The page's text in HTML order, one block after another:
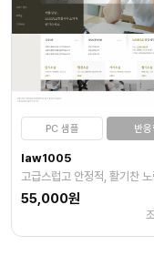
PC 샘플 반응
law1005
55,000원